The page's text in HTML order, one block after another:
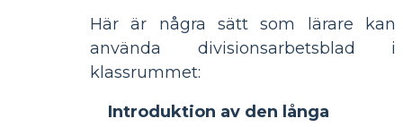
Här är några sätt som lärare kan
använda divisionsarbetsblad i
klassrummet:
Introduktion av den långa